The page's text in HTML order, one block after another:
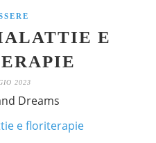
E
2023
Dreams